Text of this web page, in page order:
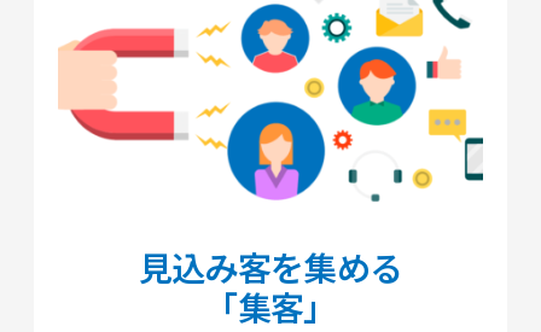
見込み客を集める
「集客」